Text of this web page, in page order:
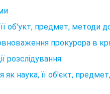
об'укт, предмет, методи
прокурора в
розслідування
наука, її об'єкт,